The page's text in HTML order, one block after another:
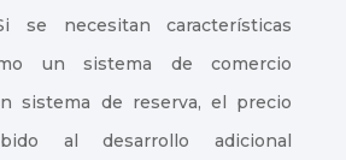
se necesitan características
un sistema de comercio
sistema de reserva, el precio
al desarrollo adicional